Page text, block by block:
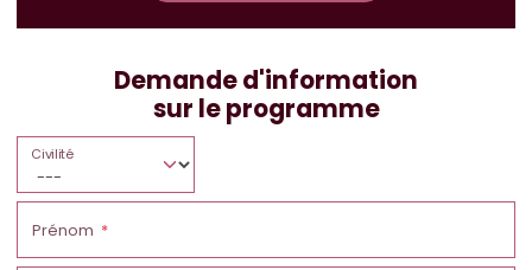
Demande d'information
sur le programme
Civilité
Prénom